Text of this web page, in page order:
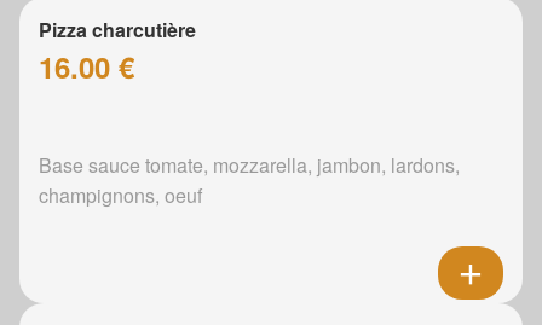
Pizza charcutière
16.00 €
Base sauce tomate, mozzarella, jambon, lardons,
champignons, oeuf